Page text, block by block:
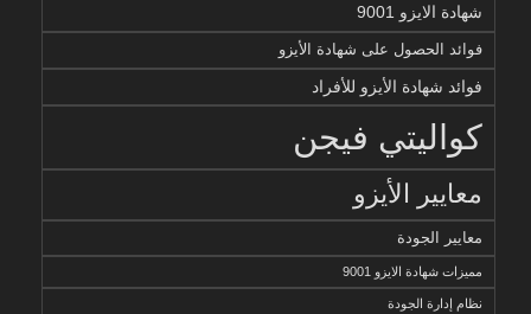
شهادة الايزو 9001
فوائد الحصول على شهادة الأيزو
فوائد شهادة الأيزو للأفراد
كواليتي فيجن
معايير الأيزو
معايير الجودة
مميزات شهادة الايزو 9001
نظام إدارة الجودة